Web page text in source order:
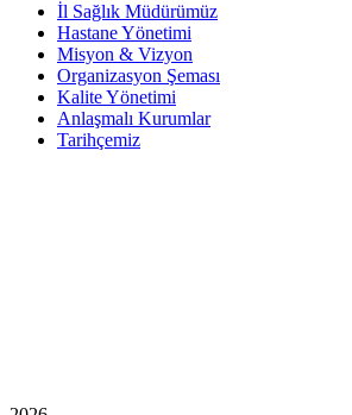
İl Sağlık Müdürümüz
Hastane Yönetimi
Misyon & Vizyon
Organizasyon Şeması
Kalite Yönetimi
Anlaşmalı Kurumlar
Tarihçemiz